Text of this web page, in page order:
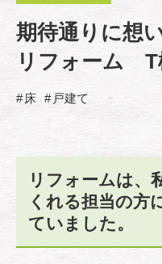
期待通りに想
リフォーム T
床 戸建て
リフォームは、
くれる担当の方
ていました。